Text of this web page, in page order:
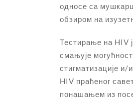
односе са
обзиром на
Тестирање на HIV
смањује
стигматизације
HIV праћеног
понашањем из